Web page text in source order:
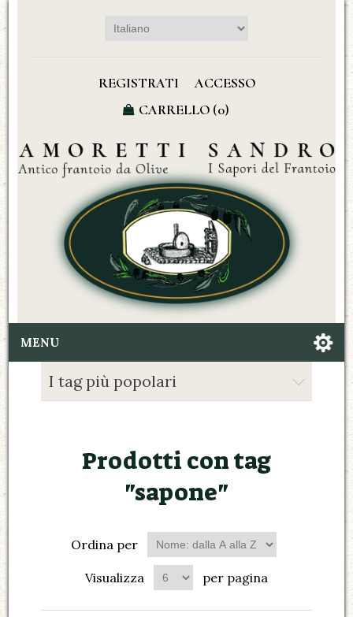
REGISTRATI
ACCESSO
CARRELLO (0)
MENU
I tag più popolari
Prodotti con tag
"sapone"
Ordina per
Visualizza per pagina